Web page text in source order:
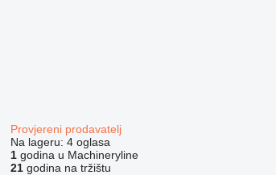
Provjereni prodavatelj
Na lageru: 4 oglasa
1godina u Machineryline
21godina na tržištu